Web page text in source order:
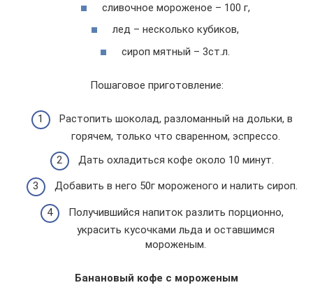
сливочное мороженое – 100 г,
лед – несколько кубиков,
сироп мятный – 3ст.л.
Пошаговое приготовление:
Растопить шоколад, разломанный на дольки, в
горячем, только что сваренном, эспрессо.
Дать охладиться кофе около 10 минут.
Добавить в него 50г мороженого и налить сироп.
Получившийся напиток разлить порционно,
украсить кусочками льда и оставшимся
мороженым.
Банановый кофе с мороженым